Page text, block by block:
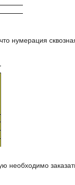
нумерация
необходимо